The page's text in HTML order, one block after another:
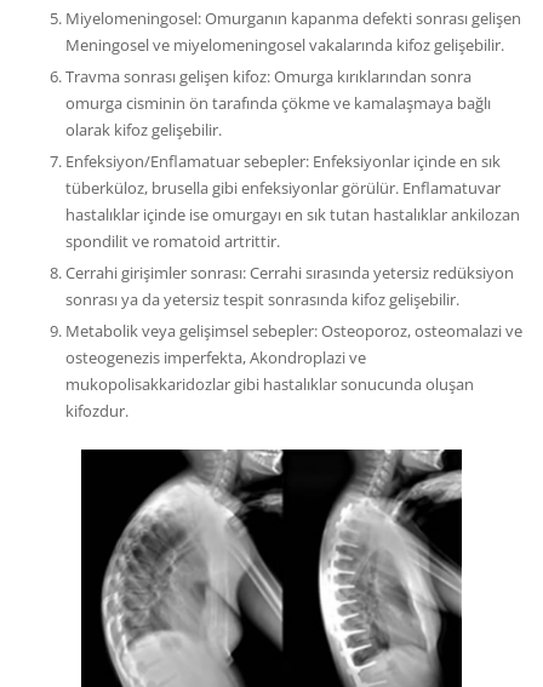
Miyelomeningosel: Omurganın kapanma defekti sonrası gelişen
Meningosel ve miyelomeningosel vakalarında kifoz gelişebilir.
Travma sonrası gelişen kifoz: Omurga kırıklarından sonra
omurga cisminin ön tarafında çökme ve kamalaşmaya bağlı
olarak kifoz gelişebilir.
Enfeksiyon/Enflamatuar sebepler: Enfeksiyonlar içinde en sık
tüberküloz, brusella gibi enfeksiyonlar görülür. Enflamatuvar
hastalıklar içinde ise omurgayı en sık tutan hastalıklar ankilozan
spondilit ve romatoid artrittir.
Cerrahi girişimler sonrası: Cerrahi sırasında yetersiz redüksiyon
sonrası ya da yetersiz tespit sonrasında kifoz gelişebilir.
Metabolik veya gelişimsel sebepler: Osteoporoz, osteomalazi ve
osteogenezis imperfekta, Akondroplazi ve
mukopolisakkaridozlar gibi hastalıklar sonucunda oluşan
kifozdur.